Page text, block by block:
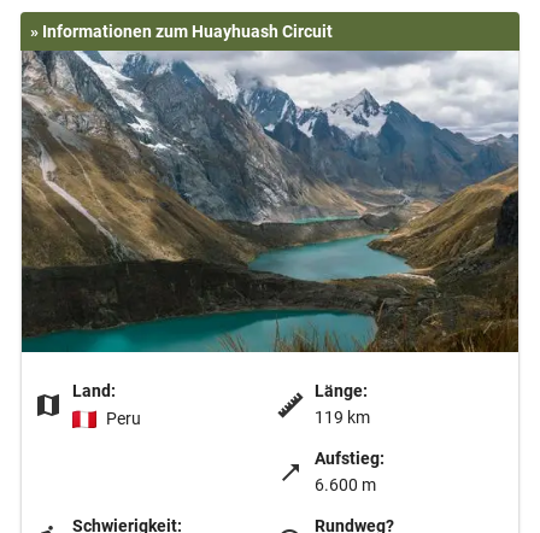
» Informationen zum Huayhuash Circuit
Land:
Peru
Länge:
119 km
Aufstieg:
6.600 m
Schwierigkeit: Rundweg?